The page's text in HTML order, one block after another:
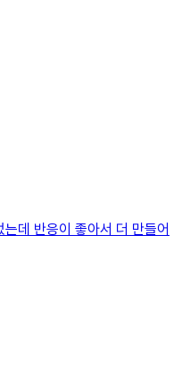
데 반응이 좋아서 더 만들어